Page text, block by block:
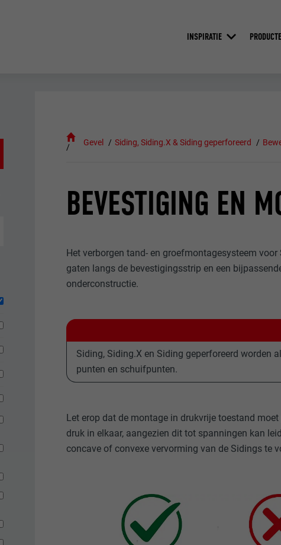
INSPIRATIE
Gevel Siding, Siding.X & Siding geperforeerd
BEVESTIGING EN
Het verborgen tand- en groefmontagesysteem
gaten langs de bevestigingsstrip en een
onderconstructie.
Siding, Siding.X en Siding geperforeerd worden
punten en schuifpunten.
Let erop dat de montage in drukvrije toestand
druk in elkaar, aangezien dit tot spanningen kan
concave of convexe vervorming van de Sidings te